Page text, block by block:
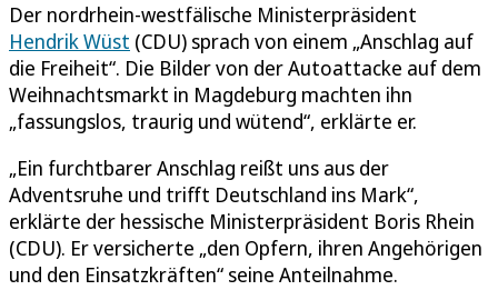
Der nordrhein-westfälische Ministerpräsident
Hendrik Wüst (CDU) sprach von einem „Anschlag auf
die Freiheit“. Die Bilder von der Autoattacke auf dem
Weihnachtsmarkt in Magdeburg machten ihn
„fassungslos, traurig und wütend“, erklärte er.
„Ein furchtbarer Anschlag reißt uns aus der
Adventsruhe und trifft Deutschland ins Mark“,
erklärte der hessische Ministerpräsident Boris Rhein
(CDU). Er versicherte „den Opfern, ihren Angehörigen
und den Einsatzkräften“ seine Anteilnahme.